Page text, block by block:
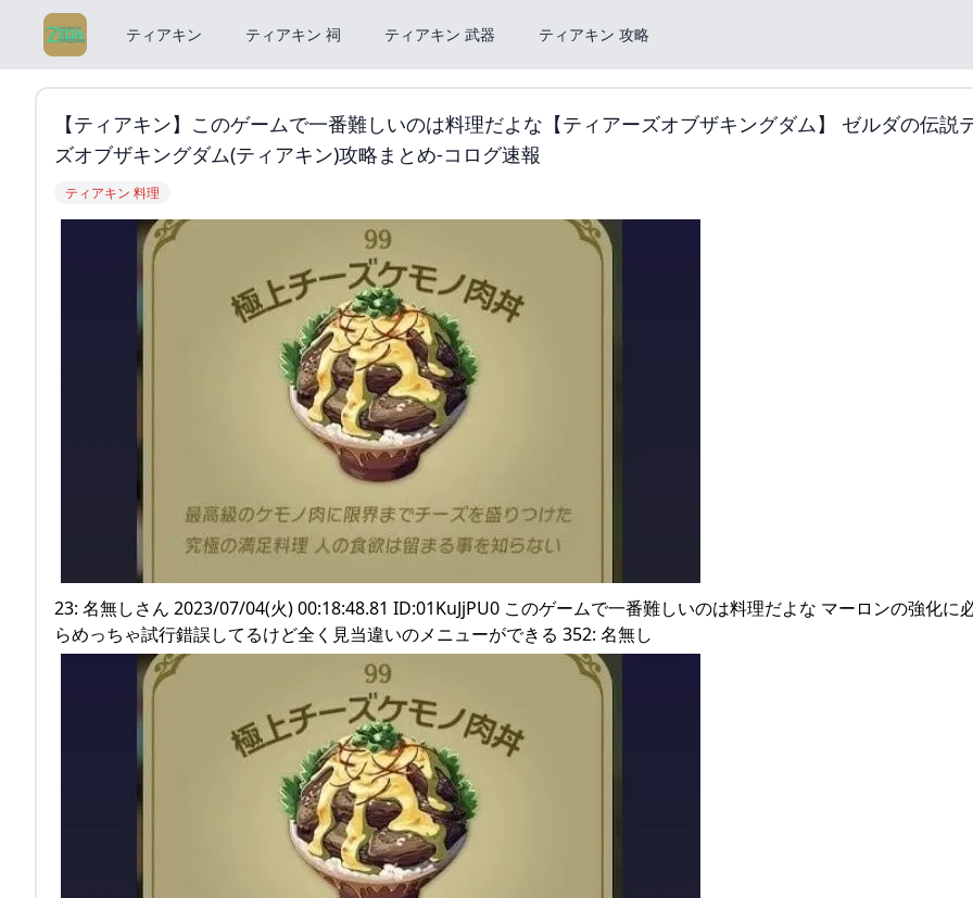
ティアキン ティアキン 祠 ティアキン 武器 ティアキン 攻略
【ティアキン】このゲームで一番難しいのは料理だよな【ティアーズオブザキングダム】 ゼルダの伝説
ズオブザキングダム(ティアキン)攻略まとめ-コログ速報
ティアキン 料理
23: 名無しさん 2023/07/04(火) 00:18:48.81 ID:01KuJjPU0 このゲームで一番難しいのは料理だよな マーロンの強化に
らめっちゃ試行錯誤してるけど全く見当違いのメニューができる 352: 名無し